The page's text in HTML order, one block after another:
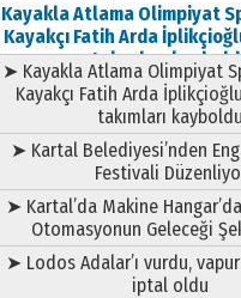
Kayakla Atlama Olimpiyat
Kayakçı Fatih Arda
takımları
➤ Kayakla Atlama Olimpiyat
Kayakçı Fatih Arda
takımları kayboldu
➤ Kartal Belediyesi’nden
Festivali
➤ Kartal’da Makine
Otomasyonun Geleceği
➤ Lodos Adalar’ı vurdu,
iptal oldu